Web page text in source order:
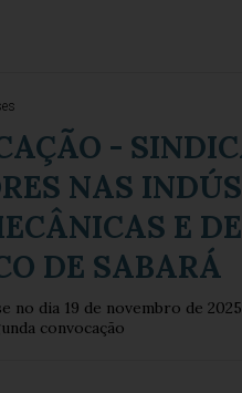
-
NAS
E DE
DE SABARÁ
dia 19 de novembro de
convocação